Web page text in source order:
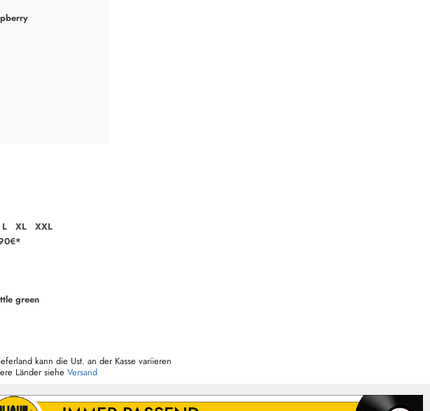
L XL
XXL
green
kann die Ust. an der Kasse variieren
Länder siehe Versand